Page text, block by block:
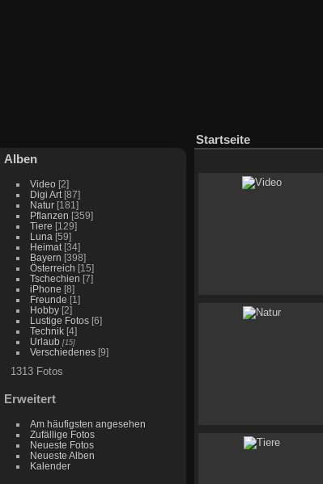
Alben
Video[2]
Digi Art[87]
Natur[181]
Pflanzen [359]
Tiere [129]
Luna [59]
Heimat[34]
Bayern [398]
Österreich [15]
Tschechien [7]
iPhone [8]
Freunde [1]
Hobby[2]
Lustige Fotos[6]
Technik[4]
Urlaub[15]
Verschiedenes[9]
1313 Fotos
Erweitert
Am häufigsten angesehen
Zufällige Fotos
Neueste Fotos
Neueste Alben
Kalender
Startseite